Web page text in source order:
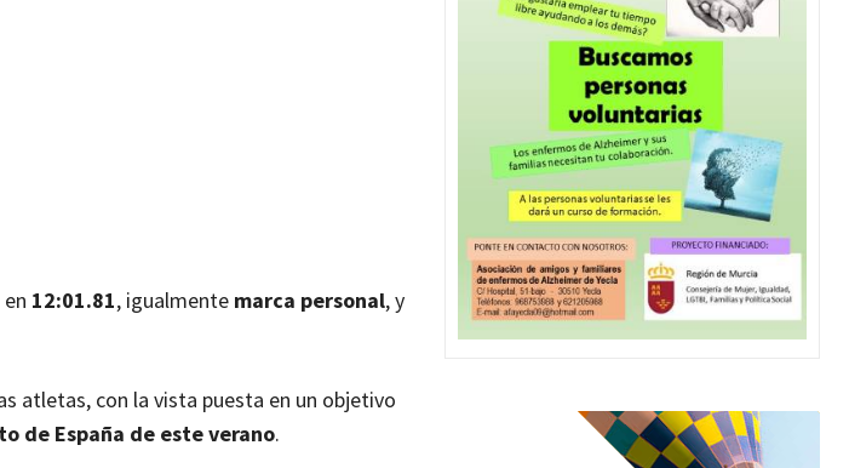
12:01.81, igualmente marca personal, y
atletas, con la vista puesta en un objetivo
de España de este verano.